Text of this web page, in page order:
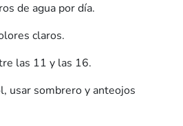
de agua por día.
claros.
las 11 y las 16.
usar sombrero y anteojos